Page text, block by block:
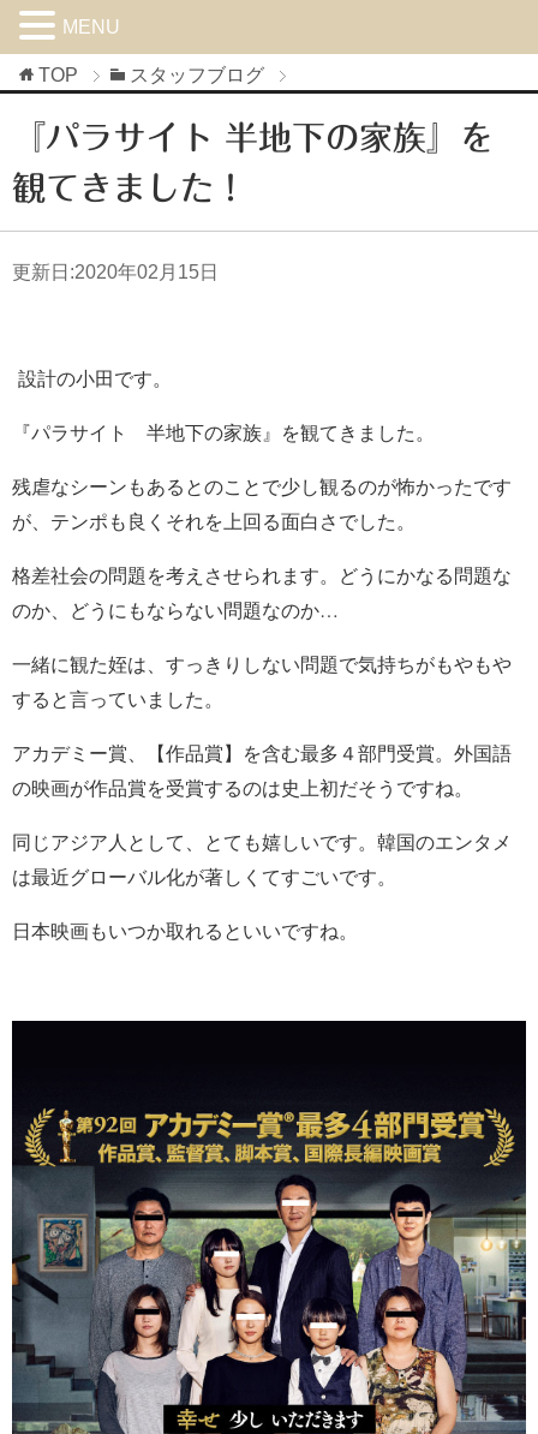
TOP スタッフブログ
『パラサイト 半地下の家族』を
観てきました！
更新日:2020年02月15日
設計の小田です。
『パラサイト 半地下の家族』を観てきました。
残虐なシーンもあるとのことで少し観るのが怖かったです
が、テンポも良くそれを上回る面白さでした。
格差社会の問題を考えさせられます。どうにかなる問題な
のか、どうにもならない問題なのか…
一緒に観た姪は、すっきりしない問題で気持ちがもやもや
すると言っていました。
アカデミー賞、【作品賞】を含む最多４部門受賞。外国語
の映画が作品賞を受賞するのは史上初だそうですね。
同じアジア人として、とても嬉しいです。韓国のエンタメ
は最近グローバル化が著しくてすごいです。
日本映画もいつか取れるといいですね。
MENU